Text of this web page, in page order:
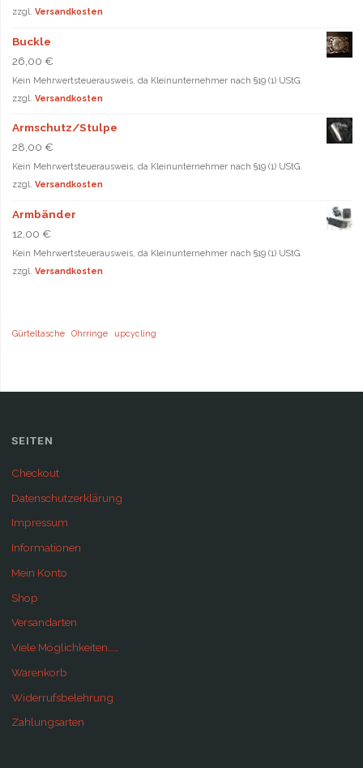
zzgl. Versandkosten
Buckle
26,00 €
Kein Mehrwertsteuerausweis, da Kleinunternehmer nach §19 (1) UStG.
zzgl. Versandkosten
Armschutz/Stulpe
28,00 €
Kein Mehrwertsteuerausweis, da Kleinunternehmer nach §19 (1) UStG.
zzgl. Versandkosten
Armbänder
12,00 €
Kein Mehrwertsteuerausweis, da Kleinunternehmer nach §19 (1) UStG.
zzgl. Versandkosten
Gürteltasche Ohrringe upcycling
SEITEN
Checkout
Datenschutzerklärung
Impressum
Informationen
Mein Konto
Shop
Versandarten
Viele Möglichkeiten……
Warenkorb
Widerrufsbelehrung
Zahlungsarten